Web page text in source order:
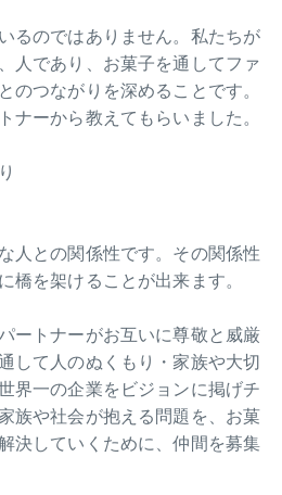
るのではありません。私たちが
人であり、お菓子を通してファ
のつながりを深めることです。
ナーから教えてもらいました。
人との関係性です。その関係性
橋を架けることが出来ます。
ートナーがお互いに尊敬と威厳
して人のぬくもり・家族や大切
界一の企業をビジョンに掲げチ
族や社会が抱える問題を、お菓
決していくために、仲間を募集